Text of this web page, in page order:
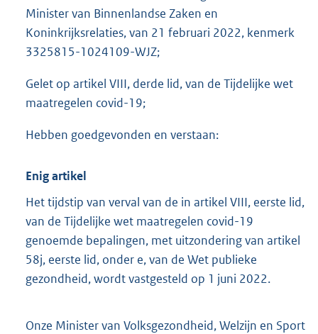
K
Minister van Binnenlandse Zaken en
Koninkrijksrelaties, van 21 februari 2022, kenmerk
3325815-1024109-WJZ;
Gelet op artikel VIII, derde lid, van de Tijdelijke wet
maatregelen covid-19;
Hebben goedgevonden en verstaan:
Enig artikel
Het tijdstip van verval van de in artikel VIII, eerste lid,
van de Tijdelijke wet maatregelen covid-19
genoemde bepalingen, met uitzondering van artikel
58j, eerste lid, onder e, van de Wet publieke
gezondheid, wordt vastgesteld op 1 juni 2022.
Onze Minister van Volksgezondheid, Welzijn en Sport